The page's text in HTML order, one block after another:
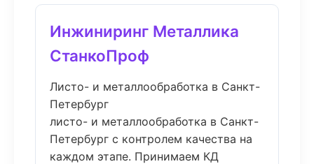
Инжиниринг Металлика
СтанкоПроф
Листо- и металлообработка в Санкт-
Петербург
листо- и металлообработка в Санкт-
Петербург с контролем качества на
каждом этапе. Принимаем КД